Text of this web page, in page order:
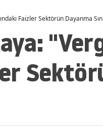
Faizler Sektörün Dayanma